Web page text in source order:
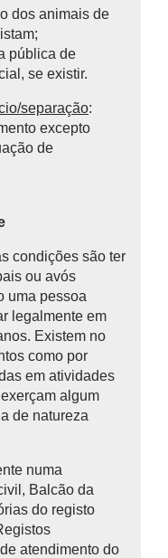
dos animais de
pública de
se existir.
separação:
excepto
de
condições são ter
ou avós
uma pessoa
legalmente em
Existem no
como por
em atividades
algum
de natureza
numa
Balcão da
do registo
atendimento do